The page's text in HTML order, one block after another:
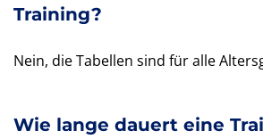
Training?
Nein, die Tabellen sind für alle
Wie lange dauert eine